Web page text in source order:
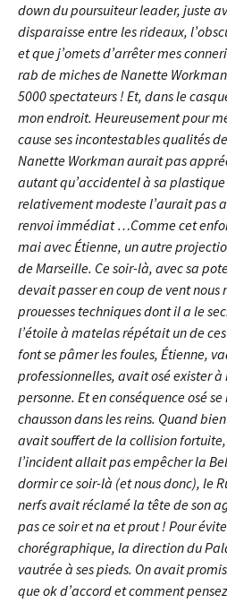
down du poursuiteur leader, juste
disparaisse entre les rideaux,
et que j’omets d’arrêter mes
rab de miches de Nanette
5000 spectateurs ! Et, dans le
mon endroit. Heureusement pour
cause ses incontestables qualités
Nanette Workman aurait pas
autant qu’accidentel à sa
relativement modeste l’aurait pas
renvoi immédiat …Comme cet
mai avec Étienne, un autre
de Marseille. Ce soir-là, avec sa
devait passer en coup de vent
prouesses techniques dont il a le
l’étoile à matelas répétait un de
font se pâmer les foules, Étienne,
professionnelles, avait osé exister à
personne. Et en conséquence osé
chausson dans les reins. Quand
avait souffert de la collision
l’incident allait pas empêcher la
dormir ce soir-là (et nous donc), le
nerfs avait réclamé la tête de son
pas ce soir et na et prout ! Pour
chorégraphique, la direction du
vautrée à ses pieds. On avait
que ok d’accord et comment